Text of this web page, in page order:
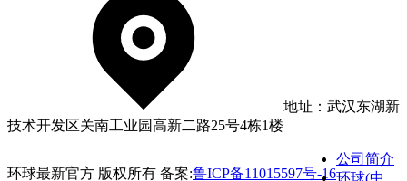
地址：武汉东湖新
技术开发区关南工业园高新二路25号4栋1楼
环球最新官方 版权所有 备案:鲁ICP备11015597号-16
公司简介